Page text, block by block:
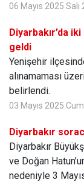
06 Mayıs 2025 Salı
Diyarbakır’da
geldi
Yenişehir
alınamaması
belirlendi.
03 Mayıs 2025
Diyarbakır
Diyarbakır
ve Doğan
nedeniyle 3